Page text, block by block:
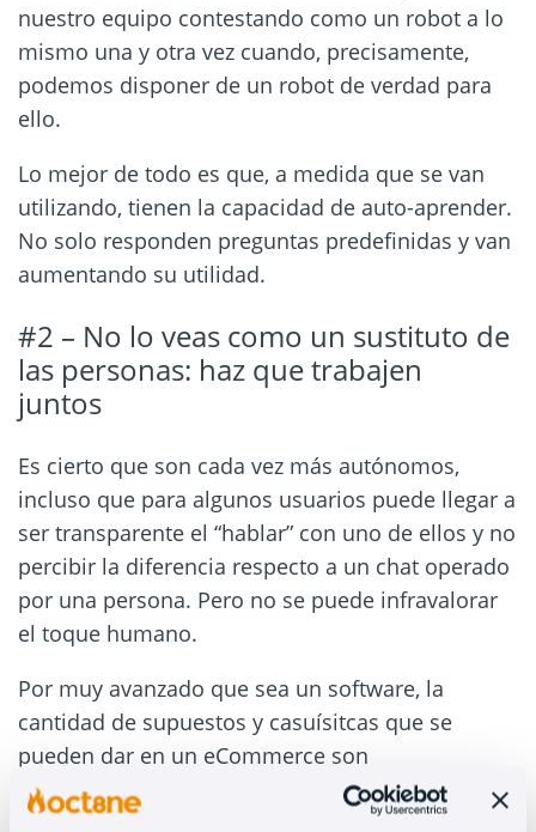
nuestro equipo contestando como un robot a lo
mismo una y otra vez cuando, precisamente,
podemos disponer de un robot de verdad para
ello.
Lo mejor de todo es que, a medida que se van
utilizando, tienen la capacidad de auto-aprender.
No solo responden preguntas predefinidas y van
aumentando su utilidad.
#2 – No lo veas como un sustituto de
las personas: haz que trabajen
juntos
Es cierto que son cada vez más autónomos,
incluso que para algunos usuarios puede llegar a
ser transparente el “hablar” con uno de ellos y no
percibir la diferencia respecto a un chat operado
por una persona. Pero no se puede infravalorar
el toque humano.
Por muy avanzado que sea un software, la
cantidad de supuestos y casuísitcas que se
pueden dar en un eCommerce son
prácticamente infinitas.